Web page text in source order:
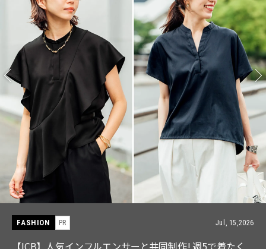
FASHION PR Jul, 15,2026
【ICB】人気インフルエンサーと共同制作! 週5で着たく